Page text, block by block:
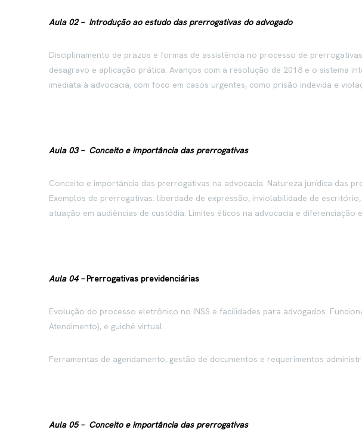
Aula 02 – Introdução ao estudo das prerrogativas do advogado
Disciplinamento de prazos e formas de assistência no processo de
desagravo e aplicação prática. Avanços com a resolução de 2018 e o sistema
imediata à advocacia, com foco em casos urgentes, como prisão indevida e
Aula 03 – Conceito e importância das prerrogativas
Conceito e importância das prerrogativas na advocacia. Natureza jurídica das
Exemplos de prerrogativas: liberdade de expressão, inviolabilidade de
atuação em audiências de custódia. Limites éticos na advocacia e diferenciação
Aula 04 –Prerrogativas previdenciárias
Evolução do processo eletrônico no INSS e facilidades para advogados.
Atendimento), e guichê virtual.
Ferramentas de agendamento, gestão de documentos e requerimentos
Aula 05 – Conceito e importância das prerrogativas